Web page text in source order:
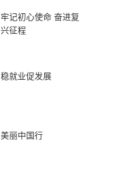
牢记初心使命 奋进复
兴征程
稳就业促发展
美丽中国行